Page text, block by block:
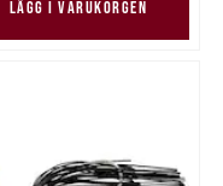
LÄGG I VARUKORGEN